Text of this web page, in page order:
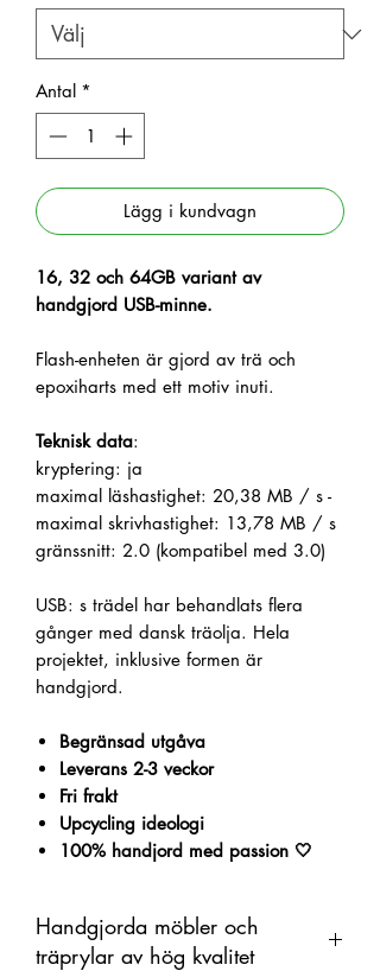
Antal *
Lägg i kundvagn
16, 32 och 64GB variant av
handgjord USB-minne.
Flash-enheten är gjord av trä och
epoxiharts med ett motiv inuti.
Teknisk data:
kryptering: ja
maximal läshastighet: 20,38 MB / s -
maximal skrivhastighet: 13,78 MB / s
gränssnitt: 2.0 (kompatibel med 3.0)
USB: s trädel har behandlats flera
gånger med dansk träolja. Hela
projektet, inklusive formen är
handgjord.
Begränsad utgåva
Leverans 2-3 veckor
Fri frakt
Upcycling ideologi
100% handjord med passion 🤍
Handgjorda möbler och
träprylar av hög kvalitet